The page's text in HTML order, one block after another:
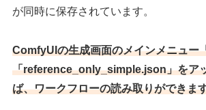
が同時に保存されています。
ComfyUIの生成画面のメインメニュー
「reference_only_simple.json」をア
ば、ワークフローの読み取りができま